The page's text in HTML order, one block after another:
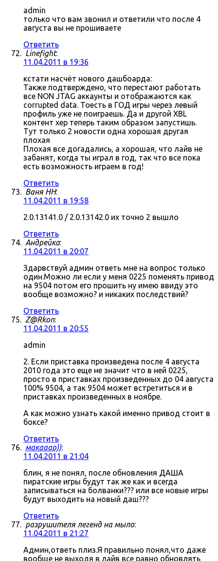
admin
только что вам звонил и ответили что после 4
августа вы не прошиваете
Ответить
Linefight:
11.04.2011 в 19:36
кстати насчёт нового дашбоарда:
Также подтверждено, что перестают работать
все NON JTAG аккаунты и отображаются как
corrupted data. Тоесть в ГОД игры через левый
профиль уже не поиграешь. Да и другой XBL
контент хер теперь таким образом запустишь.
Тут только 2 новости одна хорошая другая
плохая
Плохая все догадались, а хорошая, что лайв не
забанят, когда ты играл в год, так что все пока
есть возможность играем в год!
Ответить
Ваня НН:
11.04.2011 в 19:58
2.0.13141.0 / 2.0.13142.0 их точно 2 вышло
Ответить
Андрейка:
11.04.2011 в 20:07
Здарвствуй админ ответь мне на вопрос только
один.Можно ли если у меня 0225 поменять привод
на 9504 потом его прошить ну имею ввиду это
вообще возможно? и никаких последствий?
Ответить
Z@Rkon:
11.04.2011 в 20:55
admin
2. Если приставка произведена после 4 августа
2010 года это еще не значит что в ней 0225,
просто в приставках произведенных до 04 августа
100% 9504, а так 9504 может встретиться и в
приставках произведенных в ноябре.
А как можно узнать какой именно привод стоит в
боксе?
Ответить
макааар)):
11.04.2011 в 21:04
блин, я не понял, после обновления ДАША
пиратские игры будут так же как и всегда
записываться на болванки??? или все новые игры
будут выходить на новый даш???
Ответить
разрушителя легенд на мыло:
11.04.2011 в 21:27
Админ,ответь плиз.Я правильно понял,что даже
вообще не выходя в лайв все равно обновлять